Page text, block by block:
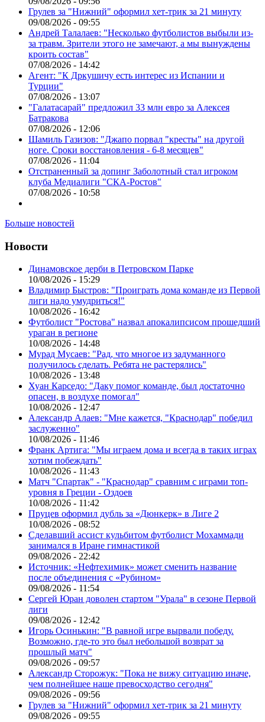
Грулев за "Нижний" оформил хет-трик за 21 минуту
09/08/2026 - 09:55
Андрей Талалаев: "Несколько футболистов выбыли из-
за травм. Зрители этого не замечают, а мы вынуждены
кроить состав"
07/08/2026 - 14:42
Агент: "К Дркушичу есть интерес из Испании и
Турции"
07/08/2026 - 13:07
"Галатасарай" предложил 33 млн евро за Алексея
Батракова
07/08/2026 - 12:06
Шамиль Газизов: "Джапо порвал "кресты" на другой
ноге. Сроки восстановления - 6-8 месяцев"
07/08/2026 - 11:04
Отстраненный за допинг Заболотный стал игроком
клуба Медиалиги "СКА-Ростов"
07/08/2026 - 10:58
Больше новостей
Новости
Динамовское дерби в Петровском Парке
10/08/2026 - 15:29
Владимир Быстров: "Проиграть дома команде из Первой
лиги надо умудриться!"
10/08/2026 - 16:42
Футболист "Ростова" назвал апокалипсисом прошедший
ураган в регионе
10/08/2026 - 14:48
Мурад Мусаев: "Рад, что многое из задуманного
получилось сделать. Ребята не растерялись"
10/08/2026 - 13:48
Хуан Карседо: "Даку помог команде, был достаточно
опасен, в воздухе помогал"
10/08/2026 - 12:47
Александр Алаев: "Мне кажется, "Краснодар" победил
заслуженно"
10/08/2026 - 11:46
Франк Артига: "Мы играем дома и всегда в таких играх
хотим побеждать"
10/08/2026 - 11:43
Матч "Спартак" - "Краснодар" сравним с играми топ-
уровня в Греции - Оздоев
10/08/2026 - 11:42
Пруцев оформил дубль за «Дюнкерк» в Лиге 2
10/08/2026 - 08:52
Сделавший ассист кульбитом футболист Мохаммади
занимался в Иране гимнастикой
09/08/2026 - 22:42
Источник: «Нефтехимик» может сменить название
после объединения с «Рубином»
09/08/2026 - 11:54
Сергей Юран доволен стартом "Урала" в сезоне Первой
лиги
09/08/2026 - 12:42
Игорь Осинькин: "В равной игре вырвали победу.
Возможно, где-то это был небольшой возврат за
прошлый матч"
09/08/2026 - 09:57
Александр Сторожук: "Пока не вижу ситуацию иначе,
чем полнейшее наше превосходство сегодня"
09/08/2026 - 09:56
Грулев за "Нижний" оформил хет-трик за 21 минуту
09/08/2026 - 09:55